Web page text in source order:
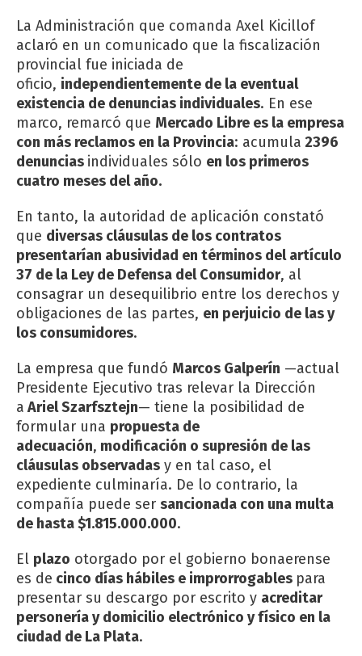
La Administración que comanda Axel Kicillof
aclaró en un comunicado que la fiscalización
provincial fue iniciada de
oficio, independientemente de la eventual
existencia de denuncias individuales. En ese
marco, remarcó que Mercado Libre es la empresa
con más reclamos en la Provincia: acumula 2396
denuncias individuales sólo en los primeros
cuatro meses del año.
En tanto, la autoridad de aplicación constató
que diversas cláusulas de los contratos
presentarían abusividad en términos del artículo
37 de la Ley de Defensa del Consumidor, al
consagrar un desequilibrio entre los derechos y
obligaciones de las partes, en perjuicio de las y
los consumidores.
La empresa que fundó Marcos Galperín —actual
Presidente Ejecutivo tras relevar la Dirección
a Ariel Szarfsztejn— tiene la posibilidad de
formular una propuesta de
adecuación, modificación o supresión de las
cláusulas observadas y en tal caso, el
expediente culminaría. De lo contrario, la
compañía puede ser sancionada con una multa
de hasta $1.815.000.000.
El plazo otorgado por el gobierno bonaerense
es de cinco días hábiles e improrrogables para
presentar su descargo por escrito y acreditar
personería y domicilio electrónico y físico en la
ciudad de La Plata.